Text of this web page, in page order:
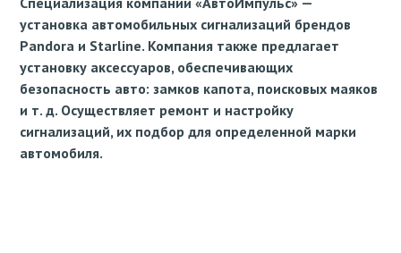
установка автомобильных сигнализаций брендов
Pandora и Starline. Компания также предлагает
установку аксессуаров, обеспечивающих
безопасность авто: замков капота, поисковых маяков
и т. д. Осуществляет ремонт и настройку
сигнализаций, их подбор для определенной марки
автомобиля.